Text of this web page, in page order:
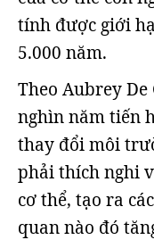
tính được giới
5.000 năm.
Theo Aubrey
nghìn năm tiến
thay đổi môi
phải thích nghi
cơ thể, tạo ra
quan nào đó